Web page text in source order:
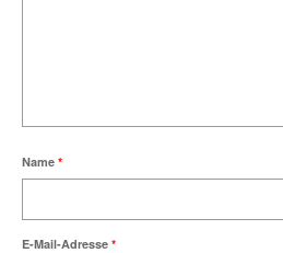
Name *
E-Mail-Adresse *